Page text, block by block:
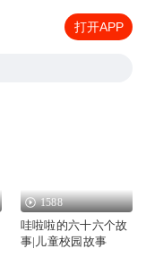
打开APP
1588
哇啦啦的六十六个故
事|儿童校园故事